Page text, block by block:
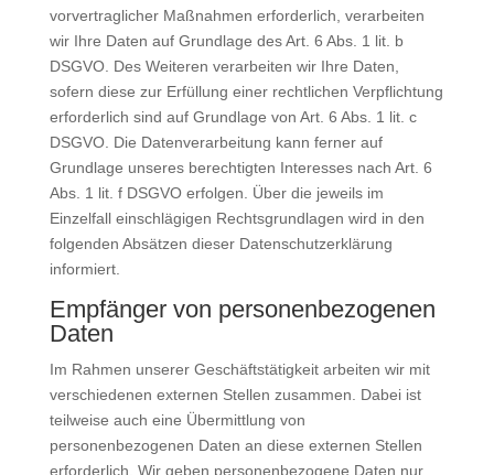
vorvertraglicher Maßnahmen erforderlich, verarbeiten
wir Ihre Daten auf Grundlage des Art. 6 Abs. 1 lit. b
DSGVO. Des Weiteren verarbeiten wir Ihre Daten,
sofern diese zur Erfüllung einer rechtlichen Verpflichtung
erforderlich sind auf Grundlage von Art. 6 Abs. 1 lit. c
DSGVO. Die Datenverarbeitung kann ferner auf
Grundlage unseres berechtigten Interesses nach Art. 6
Abs. 1 lit. f DSGVO erfolgen. Über die jeweils im
Einzelfall einschlägigen Rechtsgrundlagen wird in den
folgenden Absätzen dieser Datenschutzerklärung
informiert.
Empfänger von personenbezogenen
Daten
Im Rahmen unserer Geschäftstätigkeit arbeiten wir mit
verschiedenen externen Stellen zusammen. Dabei ist
teilweise auch eine Übermittlung von
personenbezogenen Daten an diese externen Stellen
erforderlich. Wir geben personenbezogene Daten nur